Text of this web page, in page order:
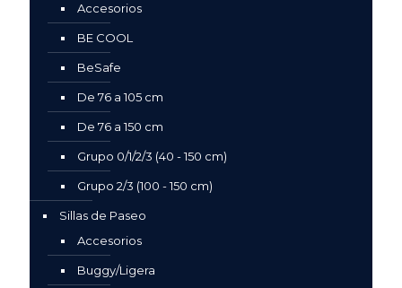
Accesorios
BE COOL
BeSafe
De 76 a 105 cm
De 76 a 150 cm
Grupo 0/1/2/3 (40 - 150 cm)
Grupo 2/3 (100 - 150 cm)
Sillas de Paseo
Accesorios
Buggy/Ligera